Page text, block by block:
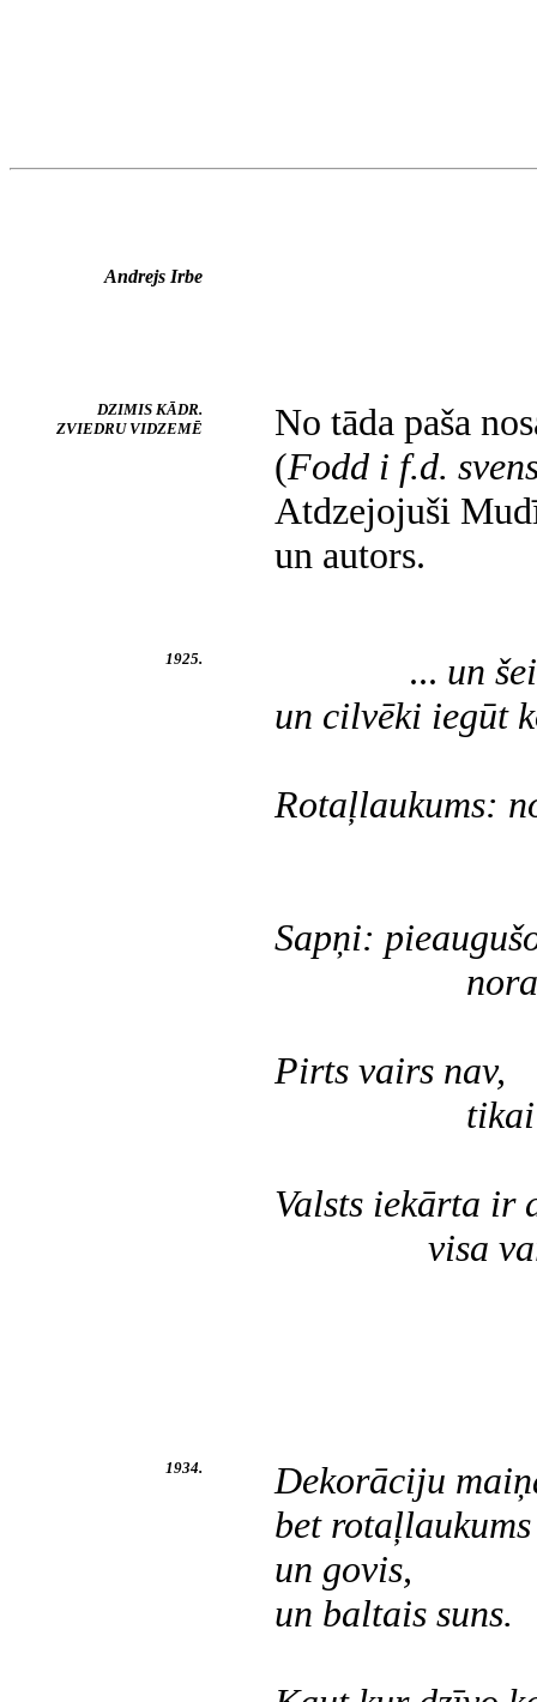
Andrejs Irbe
DZIMIS KĀDR.
ZVIEDRU VIDZEMĒ
No tāda paša
(Fodd i f.d.
Atdzejojuši
un autors.
1925. ... un
un cilvēki iegūt
Rotaļlaukums:
Sapņi:
norakta
Pirts vairs nav,
tikai celiņš
Valsts iekārta ir
visa vara
1934.
Dekorāciju
bet
un govis,
un baltais suns.